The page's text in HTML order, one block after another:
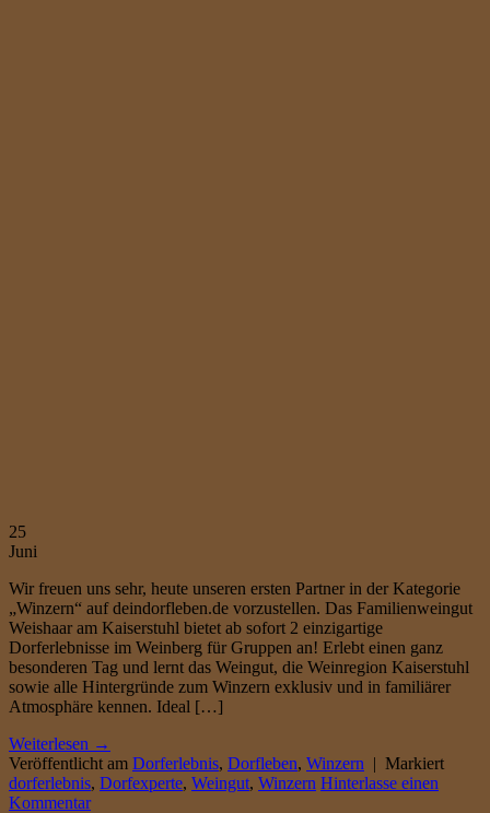
25
Juni
Wir freuen uns sehr, heute unseren ersten Partner in der Kategorie
„Winzern“ auf deindorfleben.de vorzustellen. Das Familienweingut
Weishaar am Kaiserstuhl bietet ab sofort 2 einzigartige
Dorferlebnisse im Weinberg für Gruppen an! Erlebt einen ganz
besonderen Tag und lernt das Weingut, die Weinregion Kaiserstuhl
sowie alle Hintergründe zum Winzern exklusiv und in familiärer
Atmosphäre kennen. Ideal […]
Weiterlesen →
Veröffentlicht am Dorferlebnis, Dorfleben, Winzern | Markiert
dorferlebnis, Dorfexperte, Weingut, Winzern Hinterlasse einen
Kommentar